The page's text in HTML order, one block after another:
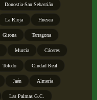
Donostia-San Sebastián
La Rioja Huesca
Girona Tarragona
Murcia Cáceres
Toledo Ciudad Real
Jaén Almería
Las Palmas G.C.